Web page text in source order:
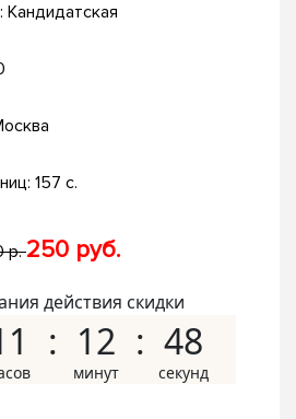
Кандидатская
157 с.
р.250 руб.
действия скидки
12 47